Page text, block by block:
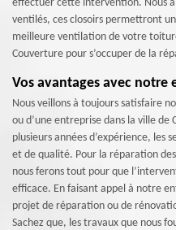
effectuer cette intervention. Nous
ventilés, ces closoirs permettront
meilleure ventilation de votre
Couverture pour s’occuper de la
Vos avantages avec notre
Nous veillons à toujours satisfaire
ou d’une entreprise dans la ville de
plusieurs années d’expérience, les
et de qualité. Pour la réparation
nous ferons tout pour que
efficace. En faisant appel à notre
projet de réparation ou de
Sachez que, les travaux que nous